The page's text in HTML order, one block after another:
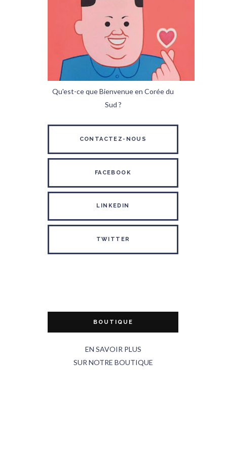
Qu'est-ce que Bienvenue en Corée du
Sud ?
CONTACTEZ-NOUS
FACEBOOK
LINKEDIN
TWITTER
BOUTIQUE
EN SAVOIR PLUS
SUR NOTRE BOUTIQUE